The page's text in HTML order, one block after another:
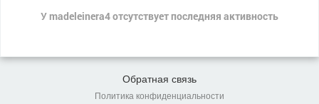
У madeleinera4 отсутствует последняя активность
Обратная связь
Политика конфиденциальности